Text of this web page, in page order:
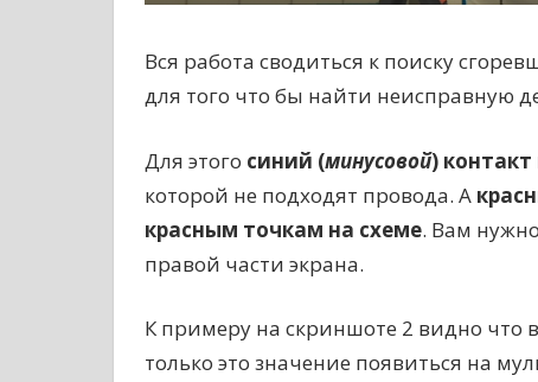
Вся работа сводиться к поиску
для того что бы найти неисправную
Для этого синий (минусовой)
которой не подходят провода. А
красным точкам на схеме. Вам
правой части экрана.
К примеру на скриншоте 2 видно что
только это значение появиться на